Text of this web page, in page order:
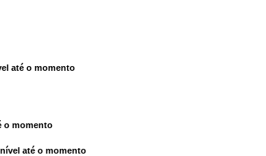
até o momento
o momento
até o momento